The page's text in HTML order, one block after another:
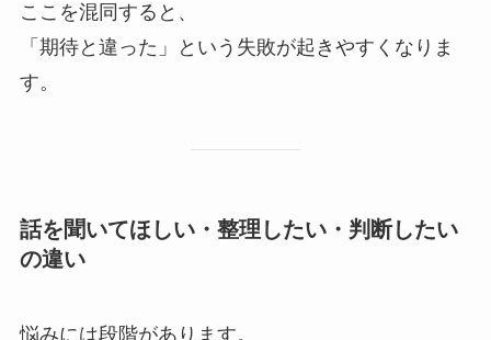
ここを混同すると、
「期待と違った」という失敗が起きやすくなりま
す。
話を聞いてほしい・整理したい・判断したい
の違い
悩みには段階があります。